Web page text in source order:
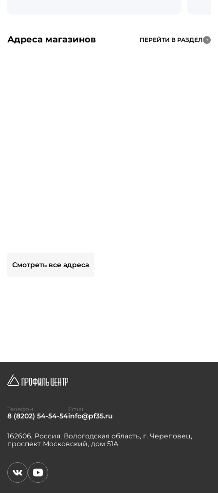
Адреса магазинов ПЕРЕЙТИ В РАЗДЕЛ
Смотреть все адреса
162606, Россия, Вологодская область, г. Череповец,
проспект Московский, дом 51А
Телефон
8 (8202) 54-54-54
Email
info@pf35.ru